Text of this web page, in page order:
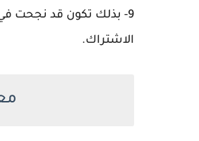
9- بذلك تكون قد نجحت
الاشتراك.